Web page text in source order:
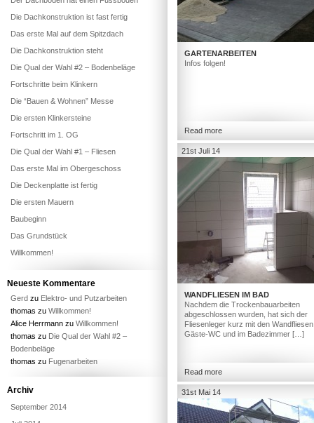
GARTENARBEITEN
Infos folgen!
Read more
21st Juli 14
WANDFLIESEN IM BAD
Nachdem die Trockenbauarbeiten
abgeschlossen wurden, hat sich der
Fliesenleger kurz mit den
Gäste-WC und im Badezimmer […]
Read more
31st Mai 14
Die Dachkonstruktion ist fast fertig
Das erste Mal auf dem Spitzdach
Die Dachkonstruktion steht
Die Qual der Wahl #2 – Bodenbeläge
Fortschritte beim Klinkern
Die “Bauen & Wohnen” Messe
Die ersten Klinkersteine
Fortschritt im 1. OG
Die Qual der Wahl #1 – Fliesen
Das erste Mal im Obergeschoss
Die Deckenplatte ist fertig
Die ersten Mauern
Baubeginn
Das Grundstück
Willkommen!
Neueste Kommentare
Gerd zu Elektro- und Putzarbeiten
thomas zu Willkommen!
Alice Herrmann zu Willkommen!
thomas zu Die Qual der Wahl #2 –
Bodenbeläge
thomas zu Fugenarbeiten
Archiv
September 2014